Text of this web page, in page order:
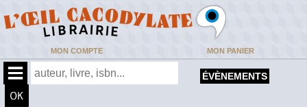
MON COMPTE MON PANIER
ÉVÈNEMENTS